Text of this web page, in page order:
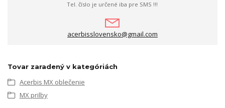
Tel. číslo je určené iba pre SMS !!!
acerbisslovensko@gmail.com
Tovar zaradený v kategóriách
Acerbis MX oblečenie
MX prilby